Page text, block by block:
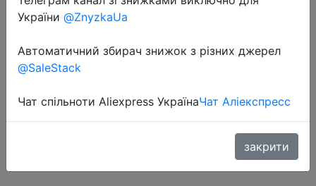
KONNWEI KW310 OBD2 сканер для
Авто OBD 2 Автомобильный
сканер диагностический
инструмент Автомобильный
инструменты русск�…
України @ZnyzkaUa
Автоматичний збирач знижок з різних джерел
@SaleStack
Чат спільноти Aliexpress УкраїнаЧат Аліекспресс
закрити